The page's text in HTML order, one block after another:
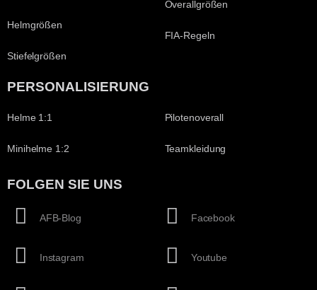
Helmgrößen
Stiefelgrößen
Overallgrößen
FIA-Regeln
PERSONALISIERUNG
Helme 1:1
Minihelme 1:2
Pilotenoverall
Teamkleidung
FOLGEN SIE UNS
AFB-Blog
Instagram
Facebook
Youtube